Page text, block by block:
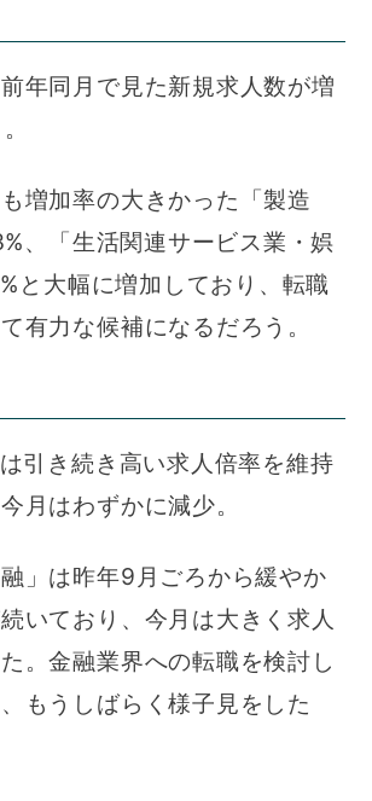
年同月で見た新規求人数が増
増加率の大きかった「製造
、「生活関連サービス業・娯
と大幅に増加しており、転職
有力な候補になるだろう。
引き続き高い求人倍率を維持
月はわずかに減少。
」は昨年9月ごろから緩やか
いており、今月は大きく求人
。金融業界への転職を検討し
もうしばらく様子見をした